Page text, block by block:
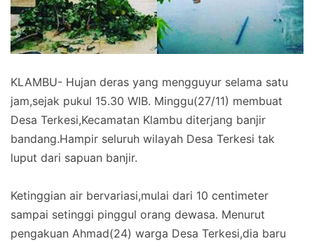
KLAMBU- Hujan deras yang mengguyur selama satu
jam,sejak pukul 15.30 WIB. Minggu(27/11) membuat
Desa Terkesi,Kecamatan Klambu diterjang banjir
bandang.Hampir seluruh wilayah Desa Terkesi tak
luput dari sapuan banjir.
Ketinggian air bervariasi,mulai dari 10 centimeter
sampai setinggi pinggul orang dewasa. Menurut
pengakuan Ahmad(24) warga Desa Terkesi,dia baru